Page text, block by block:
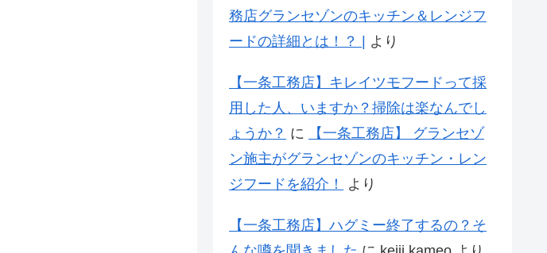
務店グランセゾンのキッチン＆レンジフ
ードの詳細とは！？ |
より
【一条工務店】キレイツモフードって採
用した人、いますか？掃除は楽なんでし
ょうか？ に
【一条工務店】 グランセゾ
ン施主がグランセゾンのキッチン・レン
ジフードを紹介！
より
【一条工務店】ハグミー終了するの？そ